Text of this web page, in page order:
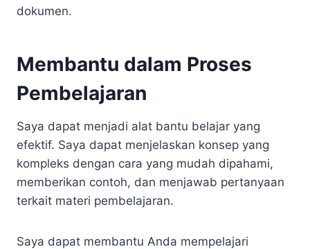
dokumen.
Membantu dalam Proses
Pembelajaran
Saya dapat menjadi alat bantu belajar yang
efektif. Saya dapat menjelaskan konsep yang
kompleks dengan cara yang mudah dipahami,
memberikan contoh, dan menjawab pertanyaan
terkait materi pembelajaran.
Saya dapat membantu Anda mempelajari